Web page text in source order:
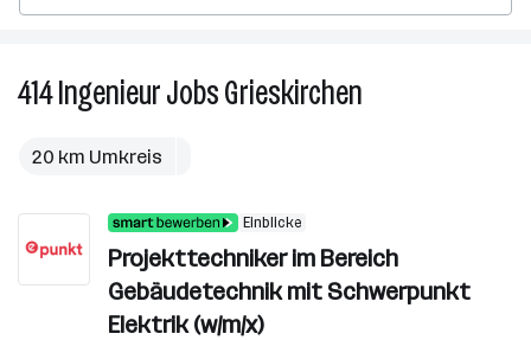
414IngenieurJobsGrieskirchen
20 km Umkreis
Einblicke
Projekttechniker im Bereich
Gebäudetechnik mit Schwerpunkt
Elektrik (w/m/x)